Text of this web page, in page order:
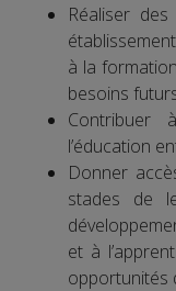
Réaliser
à la
besoins
Contribuer
l’éducation
Donner
stades de
et à
opportunités